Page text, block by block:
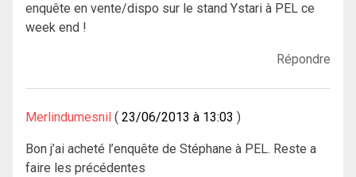
enquête en vente/dispo sur le stand Ystari à PEL ce
week end !
Répondre
Merlindumesnil 23/06/2013 à 13:03
Bon j’ai acheté l’enquête de Stéphane à PEL. Reste a
faire les précédentes